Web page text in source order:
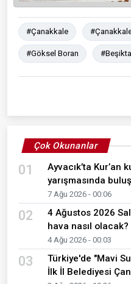
#Çanakkale
#Göksel Boran
Çok Okunanlar
01
Ayvacık’ta
yarışmasında
7 Ağu 2026 - 00:06
02
4 Ağustos 2026
hava nasıl olacak?
4 Ağu 2026 - 00:03
03
Türkiye'de "Mavi
İlk İl Belediyesi